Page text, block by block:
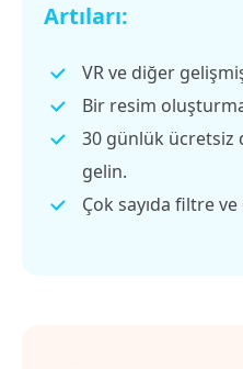
Artıları:
VR ve diğer
Bir resim
30 günlük ücretsiz
gelin.
Çok sayıda filtre